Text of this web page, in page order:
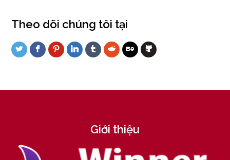
Theo dõi chúng tôi tại
Giới thiệu